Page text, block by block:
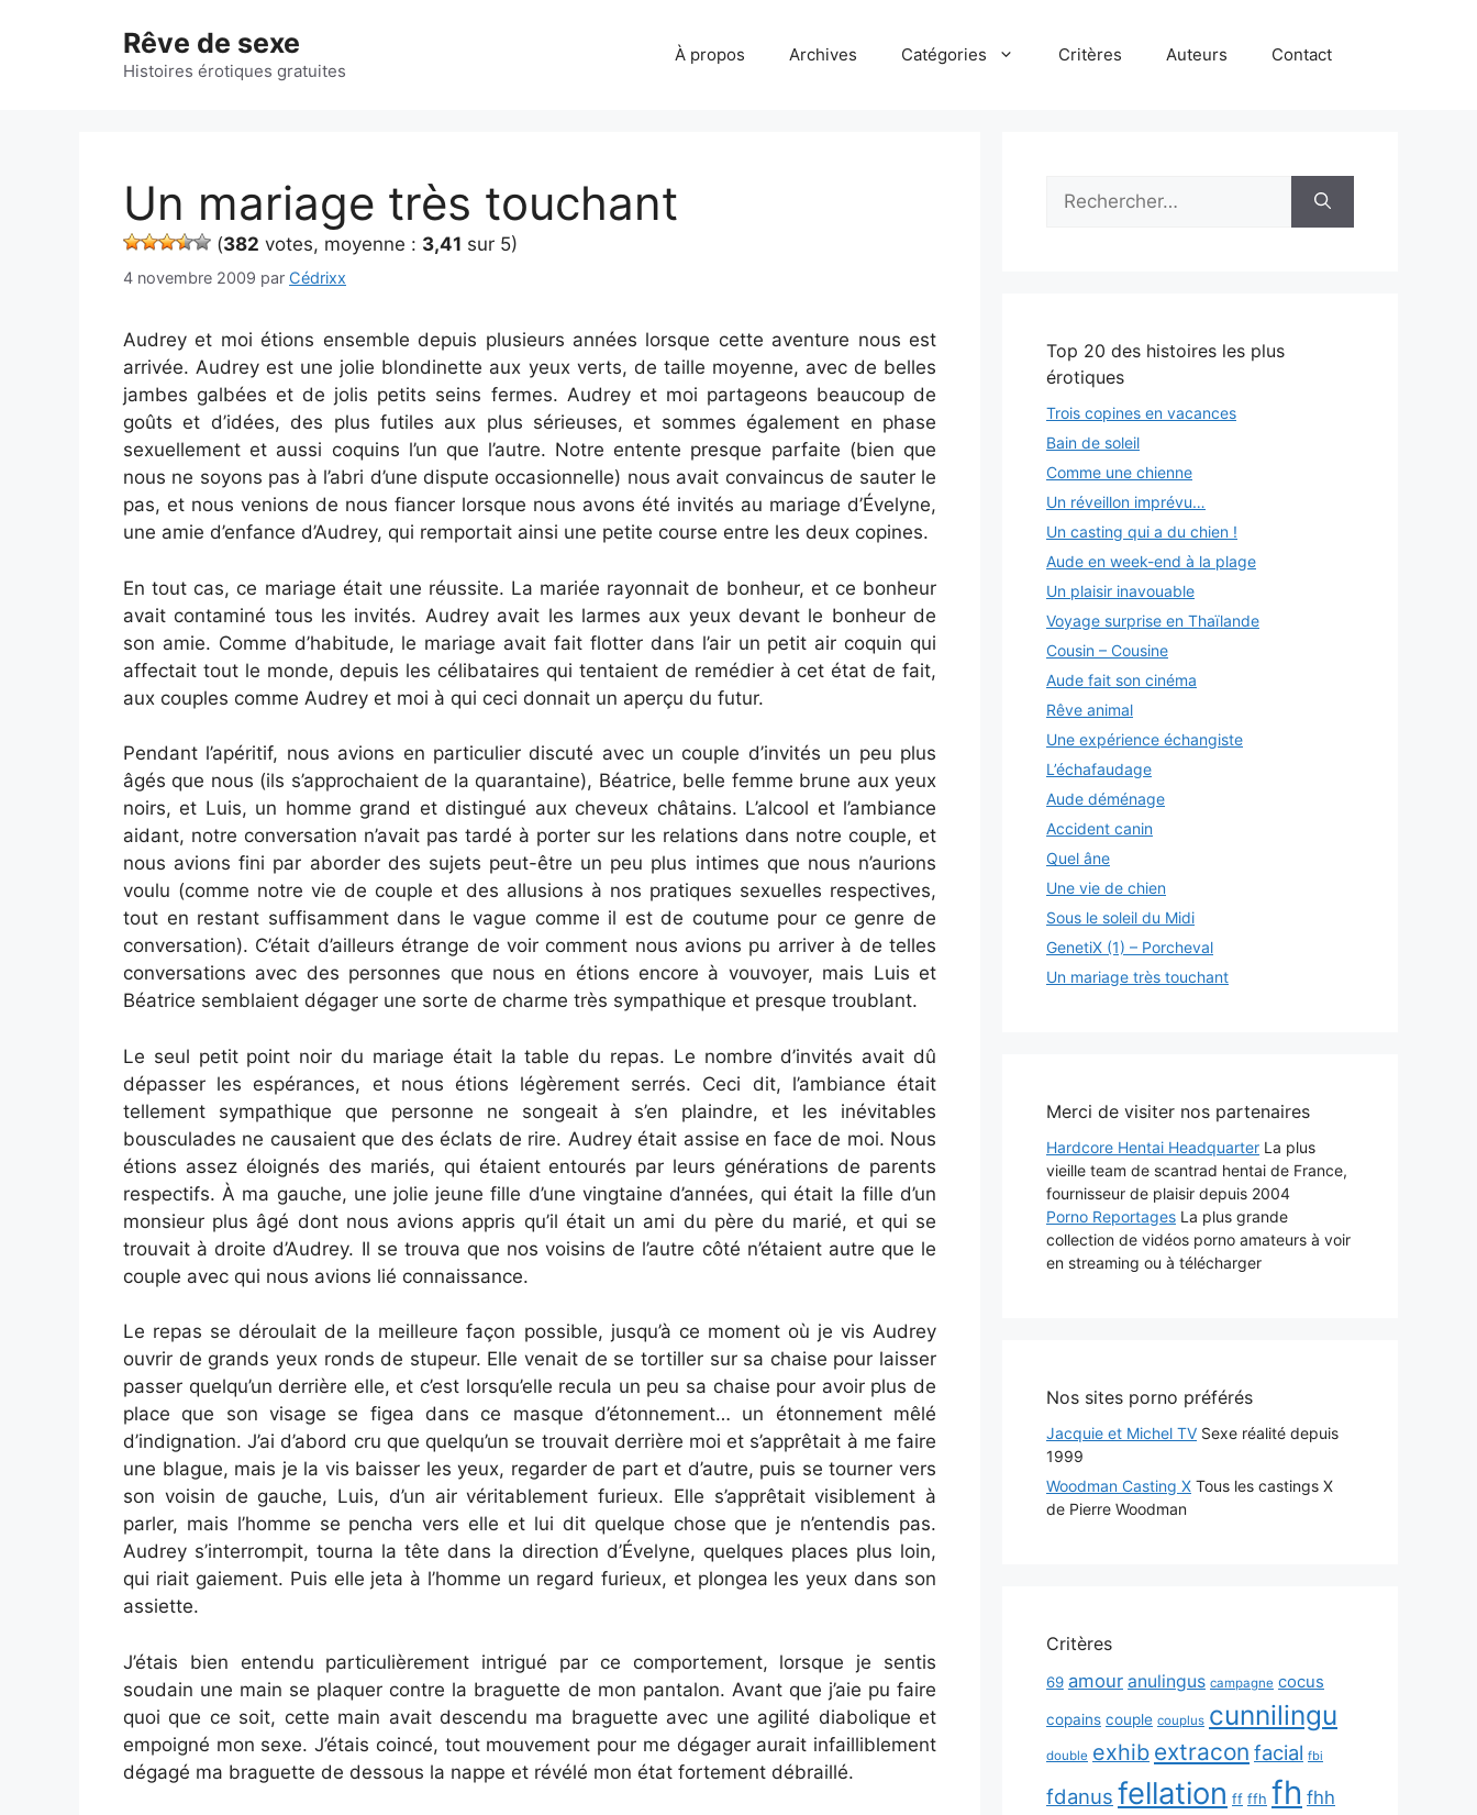
Rêve de sexe
Histoires érotiques gratuites
À propos Archives Catégories Critères Auteurs Contact
Un mariage très touchant
(382 votes, moyenne : 3,41 sur 5)
4 novembre 2009 par Cédrixx
Audrey et moi étions ensemble depuis plusieurs années lorsque cette aventure nous est
arrivée. Audrey est une jolie blondinette aux yeux verts, de taille moyenne, avec de belles
jambes galbées et de jolis petits seins fermes. Audrey et moi partageons beaucoup de
goûts et d’idées, des plus futiles aux plus sérieuses, et sommes également en phase
sexuellement et aussi coquins l’un que l’autre. Notre entente presque parfaite (bien que
nous ne soyons pas à l’abri d’une dispute occasionnelle) nous avait convaincus de sauter le
pas, et nous venions de nous fiancer lorsque nous avons été invités au mariage d’Évelyne,
une amie d’enfance d’Audrey, qui remportait ainsi une petite course entre les deux copines.
En tout cas, ce mariage était une réussite. La mariée rayonnait de bonheur, et ce bonheur
avait contaminé tous les invités. Audrey avait les larmes aux yeux devant le bonheur de
son amie. Comme d’habitude, le mariage avait fait flotter dans l’air un petit air coquin qui
affectait tout le monde, depuis les célibataires qui tentaient de remédier à cet état de fait,
aux couples comme Audrey et moi à qui ceci donnait un aperçu du futur.
Pendant l’apéritif, nous avions en particulier discuté avec un couple d’invités un peu plus
âgés que nous (ils s’approchaient de la quarantaine), Béatrice, belle femme brune aux yeux
noirs, et Luis, un homme grand et distingué aux cheveux châtains. L’alcool et l’ambiance
aidant, notre conversation n’avait pas tardé à porter sur les relations dans notre couple, et
nous avions fini par aborder des sujets peut-être un peu plus intimes que nous n’aurions
voulu (comme notre vie de couple et des allusions à nos pratiques sexuelles respectives,
tout en restant suffisamment dans le vague comme il est de coutume pour ce genre de
conversation). C’était d’ailleurs étrange de voir comment nous avions pu arriver à de telles
conversations avec des personnes que nous en étions encore à vouvoyer, mais Luis et
Béatrice semblaient dégager une sorte de charme très sympathique et presque troublant.
Le seul petit point noir du mariage était la table du repas. Le nombre d’invités avait dû
dépasser les espérances, et nous étions légèrement serrés. Ceci dit, l’ambiance était
tellement sympathique que personne ne songeait à s’en plaindre, et les inévitables
bousculades ne causaient que des éclats de rire. Audrey était assise en face de moi. Nous
étions assez éloignés des mariés, qui étaient entourés par leurs générations de parents
respectifs. À ma gauche, une jolie jeune fille d’une vingtaine d’années, qui était la fille d’un
monsieur plus âgé dont nous avions appris qu’il était un ami du père du marié, et qui se
trouvait à droite d’Audrey. Il se trouva que nos voisins de l’autre côté n’étaient autre que le
couple avec qui nous avions lié connaissance.
Le repas se déroulait de la meilleure façon possible, jusqu’à ce moment où je vis Audrey
ouvrir de grands yeux ronds de stupeur. Elle venait de se tortiller sur sa chaise pour laisser
passer quelqu’un derrière elle, et c’est lorsqu’elle recula un peu sa chaise pour avoir plus de
place que son visage se figea dans ce masque d’étonnement… un étonnement mêlé
d’indignation. J’ai d’abord cru que quelqu’un se trouvait derrière moi et s’apprêtait à me faire
une blague, mais je la vis baisser les yeux, regarder de part et d’autre, puis se tourner vers
son voisin de gauche, Luis, d’un air véritablement furieux. Elle s’apprêtait visiblement à
parler, mais l’homme se pencha vers elle et lui dit quelque chose que je n’entendis pas.
Audrey s’interrompit, tourna la tête dans la direction d’Évelyne, quelques places plus loin,
qui riait gaiement. Puis elle jeta à l’homme un regard furieux, et plongea les yeux dans son
assiette.
J’étais bien entendu particulièrement intrigué par ce comportement, lorsque je sentis
soudain une main se plaquer contre la braguette de mon pantalon. Avant que j’aie pu faire
quoi que ce soit, cette main avait descendu ma braguette avec une agilité diabolique et
empoigné mon sexe. J’étais coincé, tout mouvement pour me dégager aurait infailliblement
dégagé ma braguette de dessous la nappe et révélé mon état fortement débraillé.
Top 20 des histoires les plus
érotiques
Trois copines en vacances
Bain de soleil
Comme une chienne
Un réveillon imprévu…
Un casting qui a du chien !
Aude en week-end à la plage
Un plaisir inavouable
Voyage surprise en Thaïlande
Cousin – Cousine
Aude fait son cinéma
Rêve animal
Une expérience échangiste
L’échafaudage
Aude déménage
Accident canin
Quel âne
Une vie de chien
Sous le soleil du Midi
GenetiX (1) – Porcheval
Un mariage très touchant
Merci de visiter nos partenaires
Hardcore Hentai Headquarter La plus
vieille team de scantrad hentai de France,
fournisseur de plaisir depuis 2004
Porno Reportages La plus grande
collection de vidéos porno amateurs à voir
en streaming ou à télécharger
Nos sites porno préférés
Jacquie et Michel TV Sexe réalité depuis
1999
Woodman Casting X Tous les castings X
de Pierre Woodman
Critères
69 amour anulingus campagne cocus
copains couple couplus cunnilingu
double exhib extracon facial fbi
fdanus fellation ff ffh fh fhh